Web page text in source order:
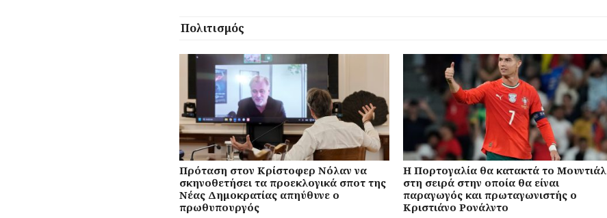
Πολιτισμός
Πρόταση στον Κρίστοφερ Νόλαν να
σκηνοθετήσει τα προεκλογικά σποτ της
Νέας Δημοκρατίας απηύθυνε ο
πρωθυπουργός
Η Πορτογαλία θα κατακτά το Μουντιάλ
στη σειρά στην οποία θα είναι
παραγωγός και πρωταγωνιστής ο
Κριστιάνο Ρονάλντο